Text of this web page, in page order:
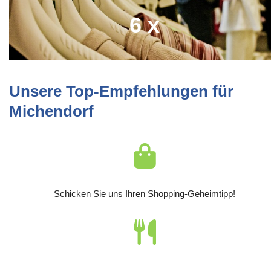
6 x
Unsere Top-Empfehlungen für
Michendorf
Schicken Sie uns Ihren Shopping-Geheimtipp!